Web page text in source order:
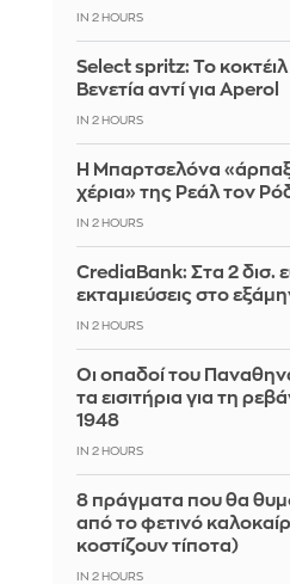
IN 2 HOURS
Select spritz: Το
Βενετία αντί για Aperol
IN 2 HOURS
Η Μπαρτσελόνα
χέρια» της Ρεάλ τον
IN 2 HOURS
CrediaBank: Στα 2 δισ.
εκταμιεύσεις στο
IN 2 HOURS
Οι οπαδοί του
τα εισιτήρια για τη
1948
IN 2 HOURS
8 πράγματα που θα
από το φετινό
κοστίζουν τίποτα)
IN 2 HOURS